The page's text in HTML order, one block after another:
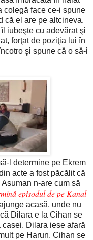
colegă face ce-i spune
că el are pe altcineva.
iubeşte cu adevărat şi
forţat de poziţia lui în
şi spune că o să-i
l determine pe Ekrem
acte a fost păcălit că
n-are cum să
episodul de pe Kanal
acasă, unde nu
Dilara e la Cihan se
Dilara iese afară
pe Harun. Cihan se